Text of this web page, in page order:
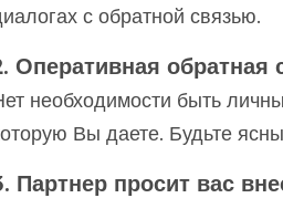
с обратной связью.
Оперативная
необходимости быть
Вы даете. Будьте
Партнер просит вас